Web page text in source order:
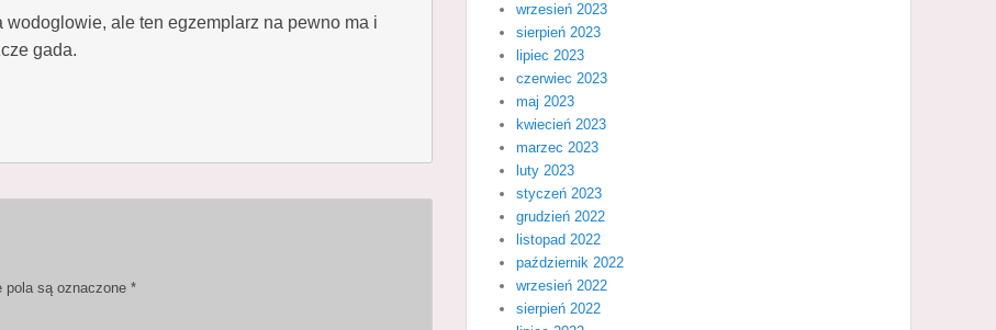
ale ten egzemplarz na pewno ma i
gada.
pola są oznaczone *
wrzesień 2023
sierpień 2023
lipiec 2023
czerwiec 2023
maj 2023
kwiecień 2023
marzec 2023
luty 2023
styczeń 2023
grudzień 2022
listopad 2022
październik 2022
wrzesień 2022
sierpień 2022